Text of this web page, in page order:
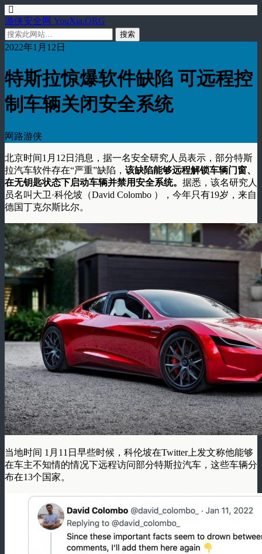
游侠安全网 YouXia.ORG
2022年1月12日
特斯拉惊爆软件缺陷 可远程控
制车辆关闭安全系统
网路游侠
北京时间1月12日消息，据一名安全研究人员表示，部分特斯
拉汽车软件存在“严重”缺陷， 该缺陷能够远程解锁车辆门窗、
在无钥匙状态下启动车辆并禁用安全系统。 据悉，该名研究人
员名叫大卫·科伦坡（David Colombo ），今年只有19岁，来自
德国丁克尔斯比尔。
当地时间 1月11日早些时候，科伦坡在Twitter上发文称他能够
在车主不知情的情况下远程访问部分特斯拉汽车，这些车辆分
布在13个国家。